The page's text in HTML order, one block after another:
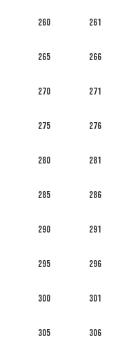
260 261
265 266
270 271
275 276
280 281
285 286
290 291
295 296
300 301
305 306